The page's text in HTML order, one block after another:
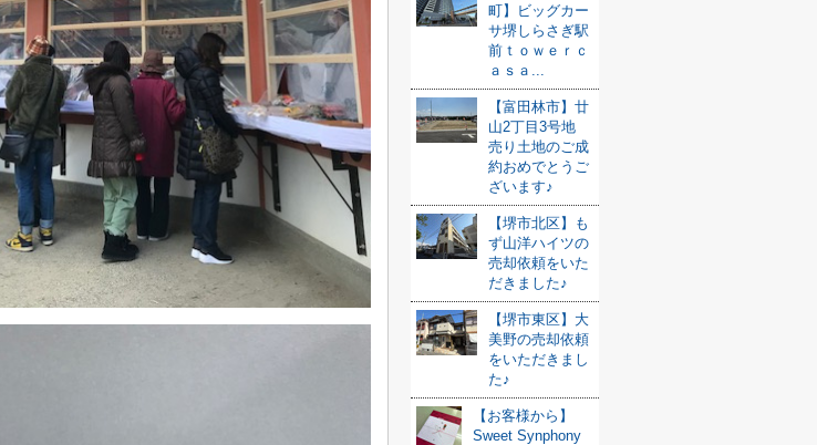
町】ビッグカー
サ堺しらさぎ駅
前ｔｏｗｅｒｃ
ａｓａ...
【富田林市】廿
山2丁目3号地
売り土地のご成
約おめでとうご
ざいます♪
【堺市北区】も
ず山洋ハイツの
売却依頼をいた
だきました♪
【堺市東区】大
美野の売却依頼
をいただきまし
た♪
【お客様から】
Sweet Synphony